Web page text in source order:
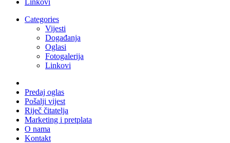
Categories
Vijesti
Događanja
Oglasi
Fotogalerija
Linkovi
Predaj oglas
Pošalji vijest
Riječ čitatelja
Marketing i pretplata
O nama
Kontakt